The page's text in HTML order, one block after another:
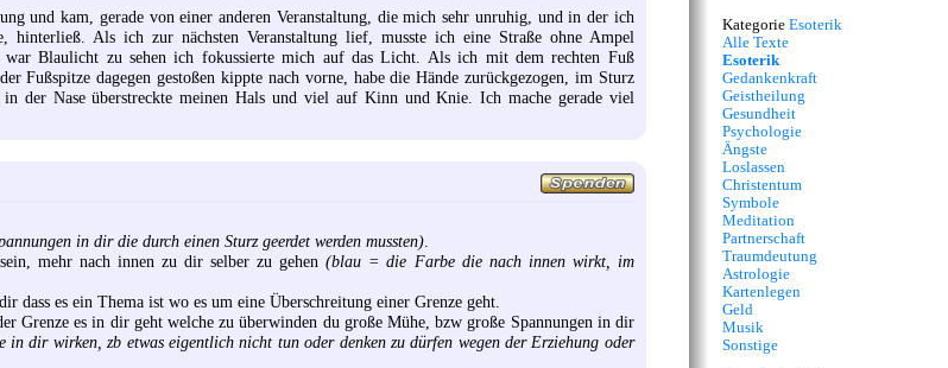
und kam, gerade von einer anderen Veranstaltung, die mich sehr unruhig, und in der ich
hinterließ. Als ich zur nächsten Veranstaltung lief, musste ich eine Straße ohne Ampel
war Blaulicht zu sehen ich fokussierte mich auf das Licht. Als ich mit dem rechten Fuß
Fußspitze dagegen gestoßen kippte nach vorne, habe die Hände zurückgezogen, im Sturz
der Nase überstreckte meinen Hals und viel auf Kinn und Knie. Ich mache gerade viel
in dir die durch einen Sturz geerdet werden mussten)
mehr nach innen zu dir selber zu gehen(blau = die Farbe die nach innen wirkt, im
es ein Thema ist wo es um eine Überschreitung einer Grenze geht.
Grenze es in dir geht welche zu überwinden du große Mühe, bzw große Spannungen in dir
in dir wirken, zb etwas eigentlich nicht tun oder denken zu dürfen wegen der Erziehung oder
Kategorie Esoterik
Alle Texte
Esoterik
Gedankenkraft
Geistheilung
Gesundheit
Psychologie
Ängste
Loslassen
Christentum
Symbole
Meditation
Partnerschaft
Traumdeutung
Astrologie
Kartenlegen
Geld
Musik
Sonstige